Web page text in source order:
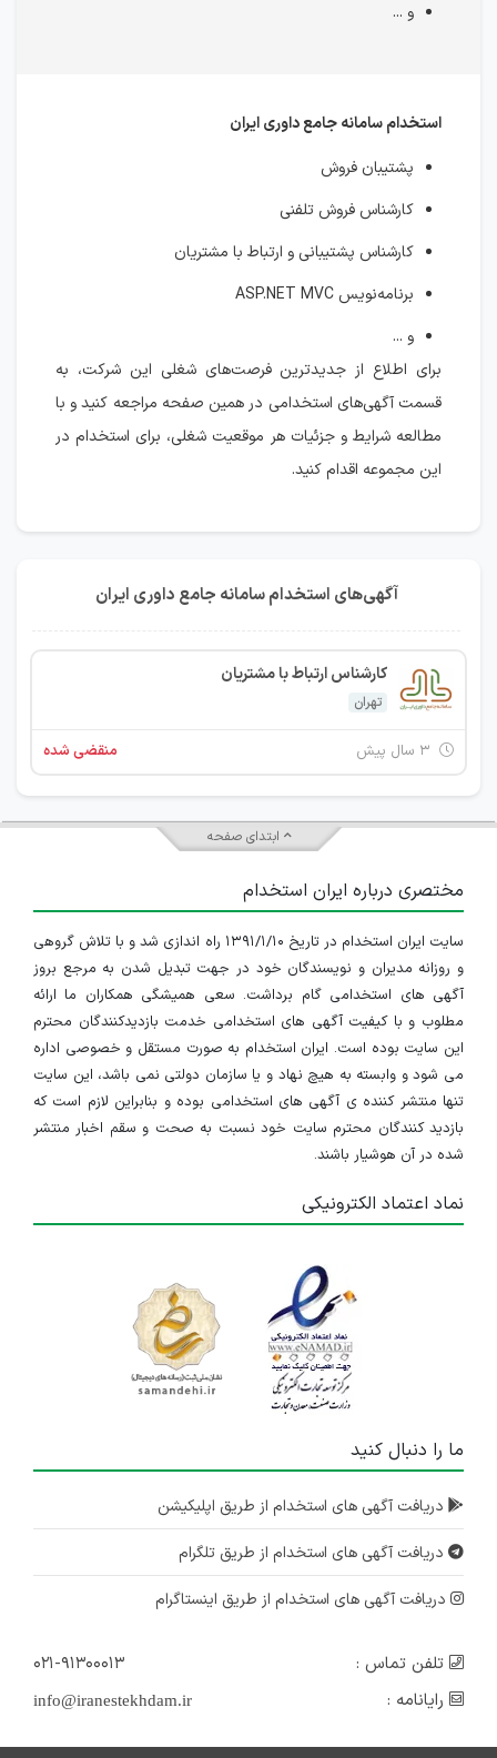
و ...
استخدام سامانه جامع داوری ایران
پشتیبان فروش
کارشناس فروش تلفنی
کارشناس پشتیبانی و ارتباط با مشتریان
برنامه‌نویس ASP.NET MVC
و ...
برای اطلاع از جدیدترین فرصت‌های شغلی این شرکت، به
قسمت آگهی‌های استخدامی در همین صفحه مراجعه کنید و با
مطالعه شرایط و جزئیات هر موقعیت شغلی، برای استخدام در
این مجموعه اقدام کنید.
آگهی‌های استخدام سامانه جامع داوری ایران
کارشناس ارتباط با مشتریان
تهران
منقضی شده
ابتدای صفحه
مختصری درباره ایران استخدام
سایت ایران استخدام در تاریخ ۱۳۹۱/۱/۱۰ راه اندازی شد و با تلاش گروهی
و روزانه مدیران و نویسندگان خود در جهت تبدیل شدن به مرجع بروز
آگهی های استخدامی گام برداشت. سعی همیشگی همکاران ما ارائه
مطلوب و با کیفیت آگهی های استخدامی خدمت بازدیدکنندگان محترم
این سایت بوده است. ایران استخدام به صورت مستقل و خصوصی اداره
می شود و وابسته به هیچ نهاد و یا سازمان دولتی نمی باشد، این سایت
تنها منتشر کننده ی آگهی های استخدامی بوده و بنابراین لازم است که
بازدید کنندگان محترم سایت خود نسبت به صحت و سقم اخبار منتشر
شده در آن هوشیار باشند.
نماد اعتماد الکترونیکی
ما را دنبال کنید
دریافت آگهی های استخدام از طریق اپلیکیشن
دریافت آگهی های استخدام از طریق تلگرام
دریافت آگهی های استخدام از طریق اینستاگرام
تلفن تماس :
۰۲۱-۹۱۳۰۰۰۱۳
رایانامه :
info@iranestekhdam.ir